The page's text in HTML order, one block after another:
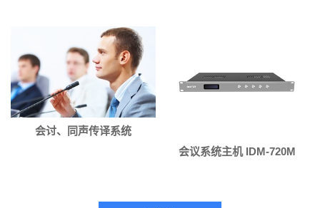
会讨、同声传译系统
会议系统主机 IDM-720M